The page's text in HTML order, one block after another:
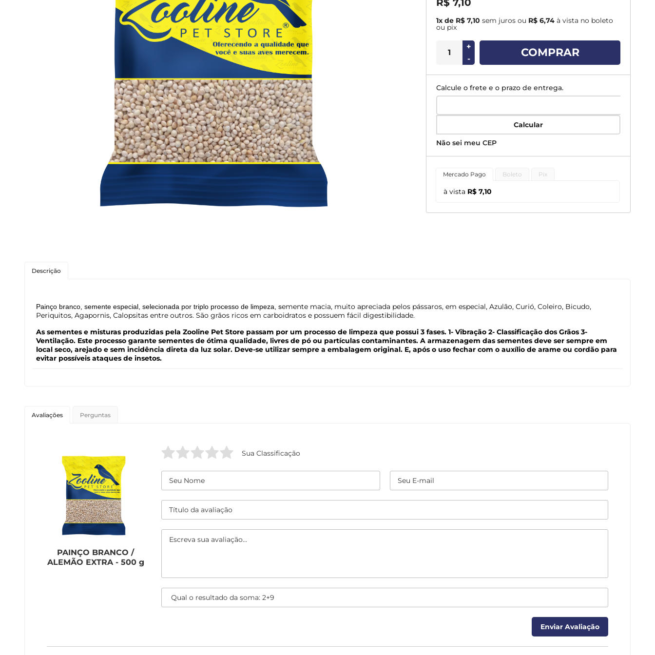
Capas
Equipamentos
Medicamentos
Minerais
Ninhos
Porta Vitaminas
Poleiros
Placas Identificação R$ 7,10
1x de R$ 7,10 sem juros ou R$ 6,74 à vista no boleto
ou pix
+
-
COMPRAR
Calcule o frete e o prazo de entrega.
Calcular
Não sei meu CEP
Mercado Pago Boleto Pix
à vista R$ 7,10
Descrição
Painço branco, semente especial, selecionada por triplo processo de limpeza, semente macia, muito apreciada pelos pássaros, em especial, Azulão, Curió, Coleiro, Bicudo,
Periquitos, Agapornis, Calopsitas entre outros. São grãos ricos em carboidratos e possuem fácil digestibilidade.
As sementes e misturas produzidas pela Zooline Pet Store passam por um processo de limpeza que possui 3 fases. 1- Vibração 2- Classificação dos Grãos 3-
Ventilação. Este processo garante sementes de ótima qualidade, livres de pó ou partículas contaminantes. A armazenagem das sementes deve ser sempre em
local seco, arejado e sem incidência direta da luz solar. Deve-se utilizar sempre a embalagem original. E, após o uso fechar com o auxílio de arame ou cordão para
evitar possíveis ataques de insetos.
Avaliações Perguntas
PAINÇO BRANCO /
ALEMÃO EXTRA - 500 g
Sua Classificação